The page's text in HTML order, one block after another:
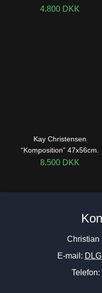
4.800 DKK
Kay Christensen
“Komposition” 47x56cm.
8.500 DKK
Christian
E-mail: